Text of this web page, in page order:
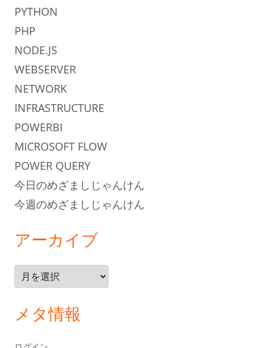
PYTHON
PHP
NODE.JS
WEBSERVER
NETWORK
INFRASTRUCTURE
POWERBI
MICROSOFT FLOW
POWER QUERY
今日のめざましじゃんけん
今週のめざましじゃんけん
アーカイブ
ー
イ
メタ情報